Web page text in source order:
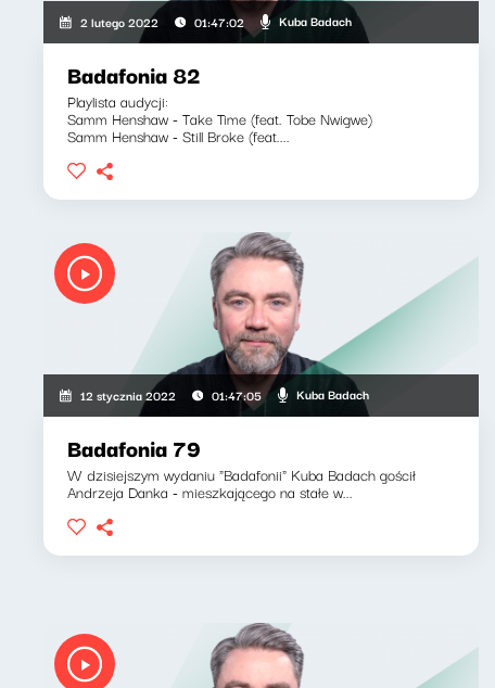
2 lutego 2022 01:47:02 Kuba Badach
Badafonia 82
Playlista audycji:
Samm Henshaw - Take Time (feat. Tobe Nwigwe)
Samm Henshaw - Still Broke (feat....
12 stycznia 2022 01:47:05 Kuba Badach
Badafonia 79
W dzisiejszym wydaniu "Badafonii" Kuba Badach gościł
Andrzeja Danka - mieszkającego na stałe w...